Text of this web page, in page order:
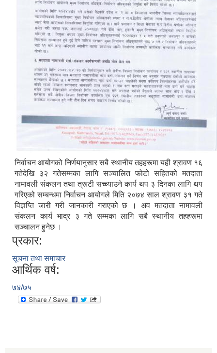
निर्वाचन आयोगको निर्णयानुसार सबै स्थानीय तहहरूमा यही श्रावण १६
गतेदेखि ३२ गतेसम्मका लागि सञ्चालित फोटो सहितको मतदाता
नामावली संकलन तथा त्रूटी सच्च्याउने कार्य थप ३ दिनका लागि थप
गरिएको सम्बन्धमा निर्वाचन आयोगले मिति २०७४ साल श्रावण ३१ गते
विज्ञप्ति जारी गरी जानकारी गराएको छ । अव मतदाता नामावली
संकलन कार्य भाद्र ३ गते सम्मका लागि सबै स्थानीय तहहरूमा
सञ्चालन हुनेछ ।
प्रकार:
सूचना तथा समाचार
आर्थिक वर्ष:
७४/७५